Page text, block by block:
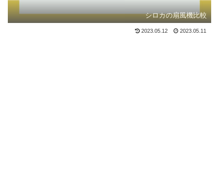
シロカの扇風機比較
2023.05.12 2023.05.11